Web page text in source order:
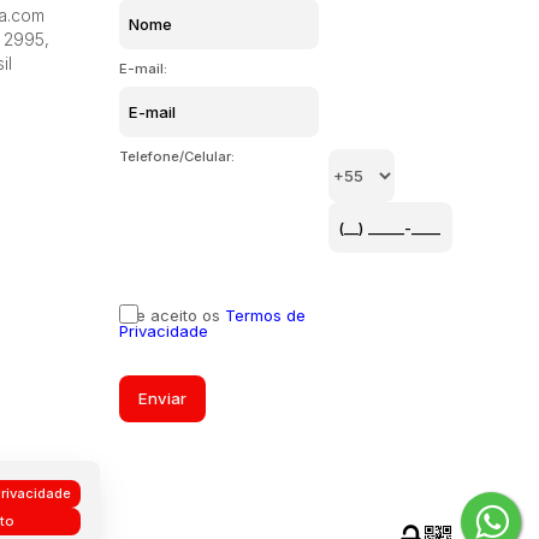
Lagoa da Conceição, Florianópolis, Santa Catarina,
Brasil
2995,
E-mail:
Telefone/Celular:
Li e aceito os Termos de
Privacidade